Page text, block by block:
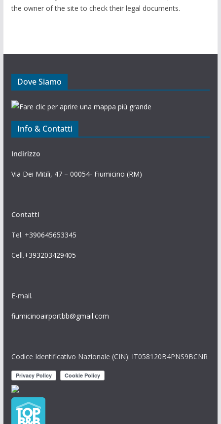
the owner of the site to check their legal documents.
Dove Siamo
Info & Contatti
Indirizzo
Via Dei Mitili, 47 – 00054- Fiumicino (RM)
Contatti
Tel. +390645653345
Cell.+393203429405
E-mail.
fiumicinoairportbb@gmail.com
Codice Identificativo Nazionale (CIN): IT058120B4PNS9BCNR